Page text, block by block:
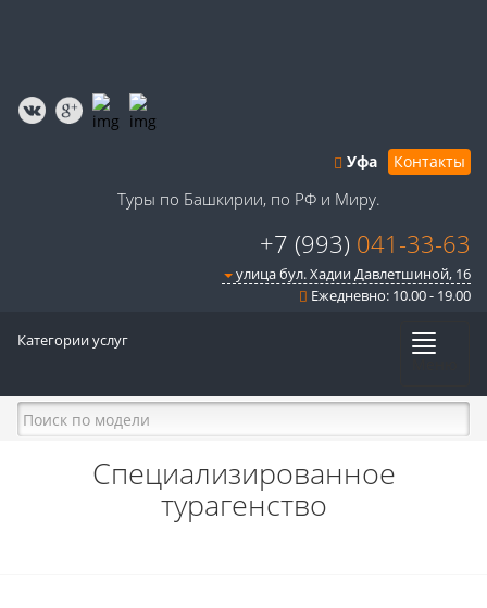
Уфа Контакты
Туры по Башкирии, по РФ и Миру.
+7 (993) 041-33-63
улица бул. Хадии Давлетшиной, 16
Ежедневно: 10.00 - 19.00
Категории услуг
Специализированное
турагенство